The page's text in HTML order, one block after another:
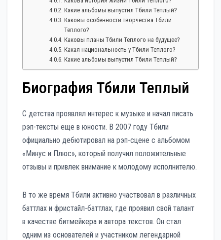
Какие альбомы выпустил Тбили Теплый?
Каковы особенности творчества Тбили
Теплого?
Каковы планы Тбили Теплого на будущее?
Какая национальность у Тбили Теплого?
Какие альбомы выпустил Тбили Теплый?
Биография Тбили Теплый
С детства проявлял интерес к музыке и начал писать
рэп-тексты еще в юности. В 2007 году Тбили
официально дебютировал на рэп-сцене с альбомом
«Минус и Плюс», который получил положительные
отзывы и привлек внимание к молодому исполнителю.
В то же время Тбили активно участвовал в различных
баттлах и фристайл-баттлах, где проявил свой талант
в качестве битмейкера и автора текстов. Он стал
одним из основателей и участником легендарной